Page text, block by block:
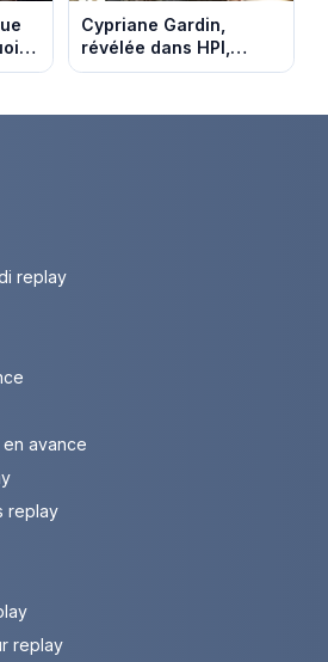
la
de
Cypriane Gardin,
révélée dans HPI,
lance une cagnotte
financières
replay
avance
replay
replay